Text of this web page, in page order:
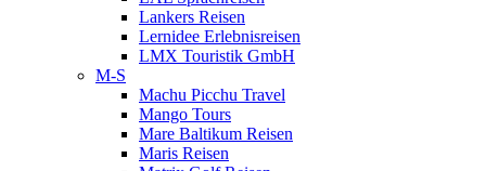
Lankers Reisen
Lernidee Erlebnisreisen
LMX Touristik GmbH
M-S
Machu Picchu Travel
Mango Tours
Mare Baltikum Reisen
Maris Reisen